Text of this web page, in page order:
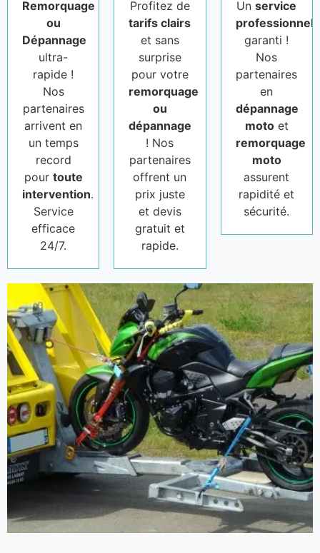
Remorquage
ou
Dépannage
ultra-
rapide !
Nos
partenaires
arrivent en
un temps
record
pour toute
intervention.
Service
efficace
24/7.
Profitez de
tarifs clairs
et sans
surprise
pour votre
remorquage
ou
dépannage
! Nos
partenaires
offrent un
prix juste
et devis
gratuit et
rapide.
Unservice
professionnel
garanti !
Nos
partenaires
en
dépannage
motoet
remorquage
moto
assurent
rapidité et
sécurité.